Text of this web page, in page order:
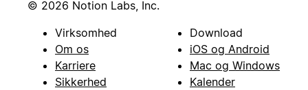
© 2026 Notion Labs, Inc.
Virksomhed
Om os
Karriere
Sikkerhed
Download
iOS og Android
Mac og Windows
Kalender